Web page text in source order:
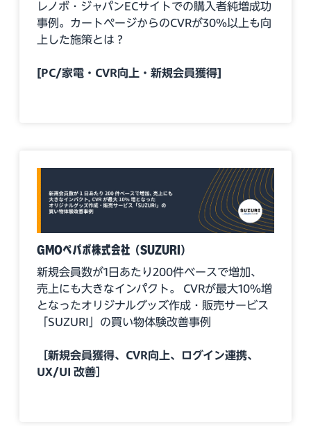
レノボ・ジャパンECサイトでの購入者純増成功
事例。カートページからのCVRが30%以上も向
上した施策とは？
[PC/家電・CVR向上・新規会員獲得]
GMOペパボ株式会社（SUZURI）
新規会員数が1日あたり200件ベースで増加、
売上にも大きなインパクト。 CVRが最大10%増
となったオリジナルグッズ作成・販売サービス
「SUZURI」の買い物体験改善事例
［新規会員獲得、CVR向上、ログイン連携、
UX/UI 改善］